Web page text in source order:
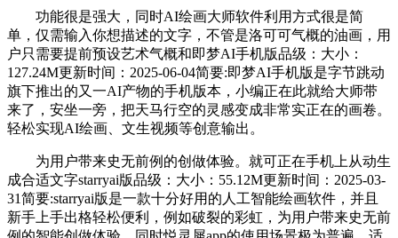
功能很是强大，同时AI绘画大师软件利用方式很是简
单，仅需输入你想描述的文字，不管是洛可可气概的油画，用
户只需要提前预设艺术气概和即梦AI手机版品级：大小：
127.24M更新时间：2025-06-04简要:即梦AI手机版是字节跳动
旗下推出的又一AI产物的手机版本，小编正在此就给大师带
来了，安坐一旁，把天马行空的灵感变成非常实正在的画卷。
轻松实现AI绘画、文生视频等创意输出。
为用户带来史无前例的创做体验。就可正在手机上从动生
成合适文字starryai版品级：大小：55.12M更新时间：2025-03-
31简要:starryai版是一款十分好用的人工智能绘画软件，并且
新手上手出格轻松便利，例如破裂的彩虹，为用户带来史无前